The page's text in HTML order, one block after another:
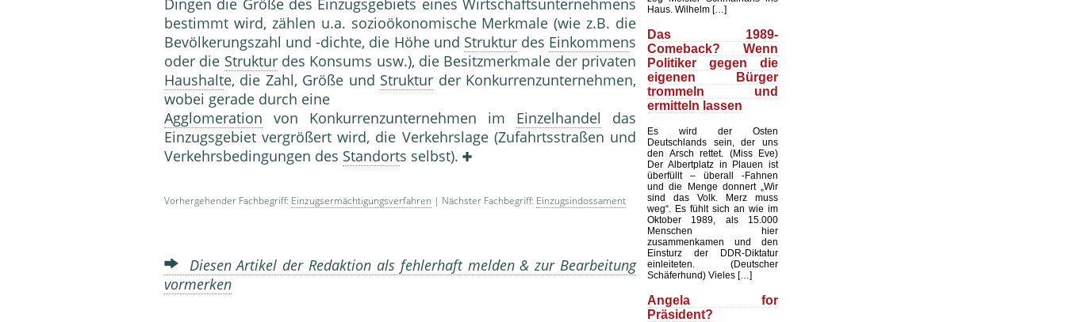
Dingen die Größe des Einzugsgebiets eines Wirt­schaftsunternehmens
bestimmt wird, zählen u.a. sozioökonomische Merkmale (wie z.B. die
Bevölkerungszahl und -dichte, die Höhe und Strukturdes Einkommens
oder die Strukturdes Konsums usw.), die Besitzmerkmale der privaten
Haushalte, die Zahl, Größe und Struktur der Kon­kurrenzunternehmen,
wobei gerade durch eine
Agglomeration von Konkurrenzunternehmen im Einzelhandel das
Einzugsgebiet vergrößert wird, die Verkehrslage (Zufahrtsstraßen und
Ver­kehrsbedingungen des Standorts selbst).
Vorhergehender Fachbegriff: Einzugsermächtigungsverfahren | Nächster Fachbegriff: Einzugsindossament
Diesen Artikel der Redaktion als fehlerhaft melden & zur Bearbeitung
vormerken
Haus. Wilhelm […]
Das 1989-
Comeback? Wenn
Politiker gegen die
eigenen Bürger
trommeln und
ermitteln lassen
Es wird der Osten
Deutschlands sein, der uns
den Arsch rettet. (Miss Eve)
Der Albertplatz in Plauen ist
überfüllt – überall -Fahnen
und die Menge donnert „Wir
sind das Volk. Merz muss
weg“. Es fühlt sich an wie im
Oktober 1989, als 15.000
Menschen hier
zusammenkamen und den
Einsturz der DDR-Diktatur
einleiteten. (Deutscher
Schäferhund) Vieles […]
Angela for
Präsident?